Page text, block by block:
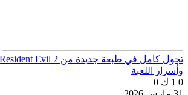
وأسرار اللعبة
0 1 ك
0